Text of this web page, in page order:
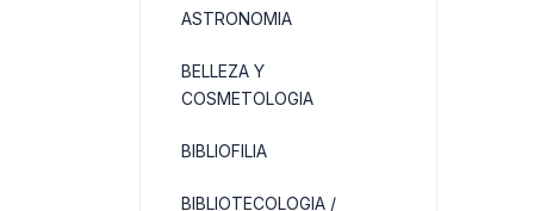
ASTRONOMIA
BELLEZA Y
COSMETOLOGIA
BIBLIOFILIA
BIBLIOTECOLOGIA /